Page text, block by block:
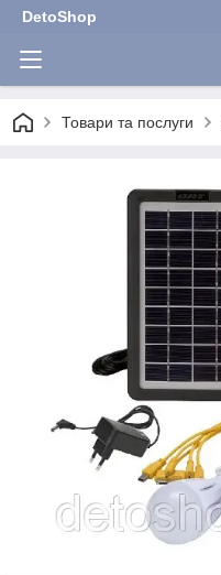
DetoShop
Товари та послуги